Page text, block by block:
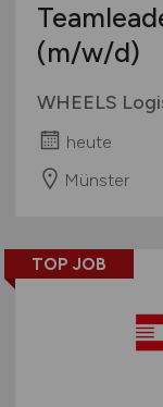
(m/w/d)
WHEELS
heute
Münster
TOP JOB